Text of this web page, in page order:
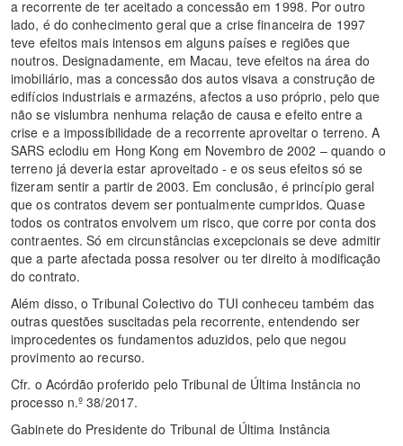
a recorrente de ter aceitado a concessão em 1998. Por outro
lado, é do conhecimento geral que a crise financeira de 1997
teve efeitos mais intensos em alguns países e regiões que
noutros. Designadamente, em Macau, teve efeitos na área do
imobiliário, mas a concessão dos autos visava a construção de
edifícios industriais e armazéns, afectos a uso próprio, pelo que
não se vislumbra nenhuma relação de causa e efeito entre a
crise e a impossibilidade de a recorrente aproveitar o terreno. A
SARS eclodiu em Hong Kong em Novembro de 2002 – quando o
terreno já deveria estar aproveitado - e os seus efeitos só se
fizeram sentir a partir de 2003. Em conclusão, é princípio geral
que os contratos devem ser pontualmente cumpridos. Quase
todos os contratos envolvem um risco, que corre por conta dos
contraentes. Só em circunstâncias excepcionais se deve admitir
que a parte afectada possa resolver ou ter direito à modificação
do contrato.
Além disso, o Tribunal Colectivo do TUI conheceu também das
outras questões suscitadas pela recorrente, entendendo ser
improcedentes os fundamentos aduzidos, pelo que negou
provimento ao recurso.
Cfr. o Acórdão proferido pelo Tribunal de Última Instância no
processo n.º 38/2017.
Gabinete do Presidente do Tribunal de Última Instância